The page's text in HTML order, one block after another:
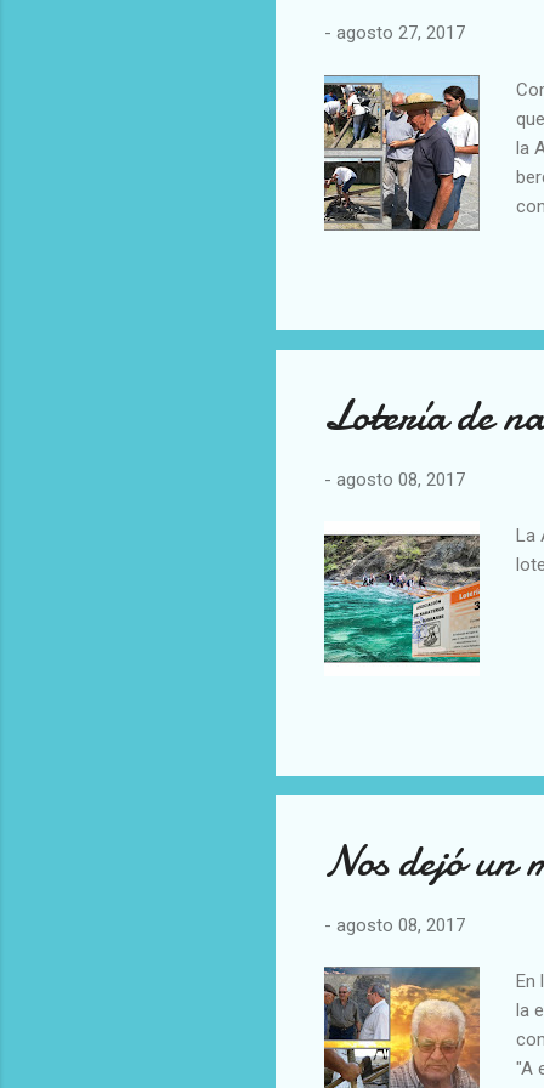
- agosto 27, 2017
la
Lotería de
- agosto 08, 2017
La
Nos dejó un
- agosto 08, 2017
En
la
"A